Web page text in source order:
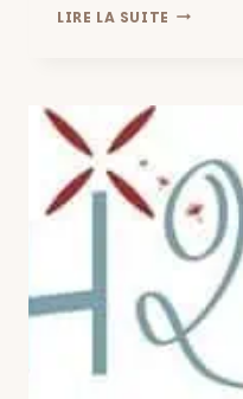
LIRE LA SUITE TÊTES
LES
ENFANTS
À
PARTIR
DE